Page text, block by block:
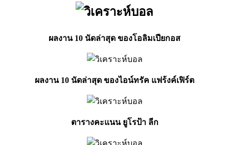
ผลงาน 10 นัดล่าสุด ของโอลิมเปียกอส
ผลงาน 10 นัดล่าสุด ของไอน์ทรัค แฟร้งค์เฟิร์ต
ตารางคะแนน ยูโรป้า ลีก